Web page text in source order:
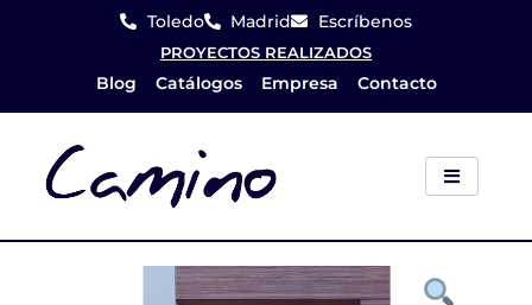
Toledo Madrid Escríbenos
PROYECTOS REALIZADOS
Blog Catálogos Empresa Contacto